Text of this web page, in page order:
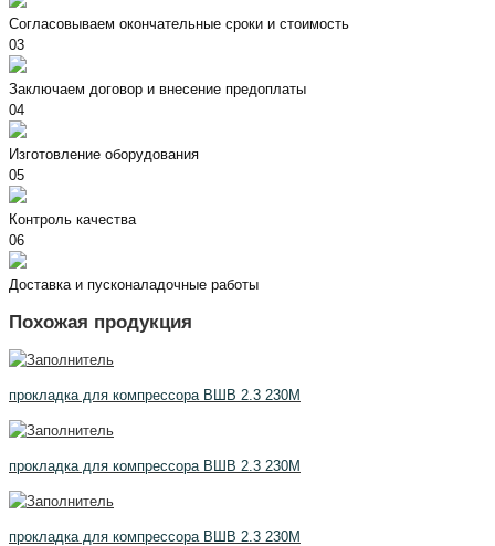
Согласовываем окончательные сроки и стоимость
03
Заключаем договор и внесение предоплаты
04
Изготовление оборудования
05
Контроль качества
06
Доставка и пусконаладочные работы
Похожая продукция
прокладка для компрессора ВШВ 2.3 230М
прокладка для компрессора ВШВ 2.3 230М
прокладка для компрессора ВШВ 2.3 230М